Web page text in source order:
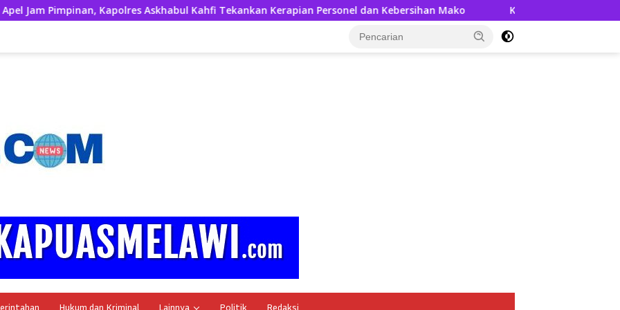
Askhabul Kahfi Tekankan Kerapian Personel dan Kebersihan Mako Kedatangan AKBP Askhabul Kahfi,
Hukum dan Kriminal Lainnya Politik Redaksi